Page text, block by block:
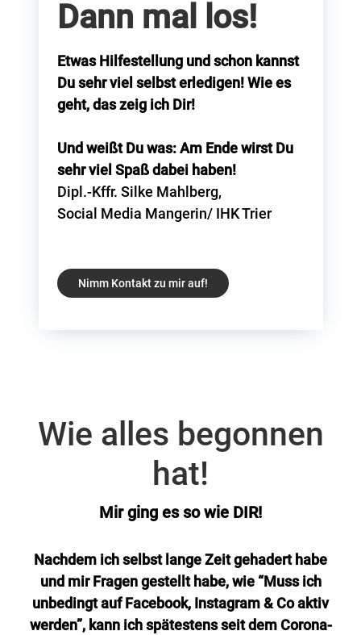
Dann mal los!
Etwas Hilfestellung und schon kannst
Du sehr viel selbst erledigen! Wie es
geht, das zeig ich Dir!
Und weißt Du was: Am Ende wirst Du
sehr viel Spaß dabei haben!
Dipl.-Kffr. Silke Mahlberg,
Social Media Mangerin/ IHK Trier
Nimm Kontakt zu mir auf!
Wie alles begonnen
hat!
Mir ging es so wie DIR!
Nachdem ich selbst lange Zeit gehadert habe
und mir Fragen gestellt habe, wie “Muss ich
unbedingt auf Facebook, Instagram & Co aktiv
werden”, kann ich spätestens seit dem Corona-